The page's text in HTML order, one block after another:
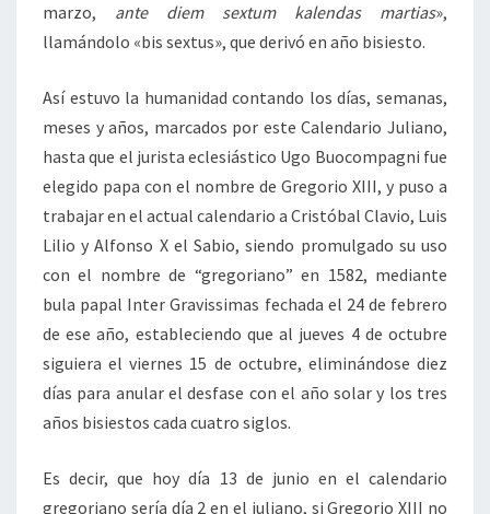
marzo, ante diem sextum kalendas martias»,
llamándolo «bis sextus», que derivó en año bisiesto.
Así estuvo la humanidad contando los días, semanas,
meses y años, marcados por este Calendario Juliano,
hasta que el jurista eclesiástico Ugo Buocompagni fue
elegido papa con el nombre de Gregorio XIII, y puso a
trabajar en el actual calendario a Cristóbal Clavio, Luis
Lilio y Alfonso X el Sabio, siendo promulgado su uso
con el nombre de “gregoriano” en 1582, mediante
bula papal Inter Gravissimas fechada el 24 de febrero
de ese año, estableciendo que al jueves 4 de octubre
siguiera el viernes 15 de octubre, eliminándose diez
días para anular el desfase con el año solar y los tres
años bisiestos cada cuatro siglos.
Es decir, que hoy día 13 de junio en el calendario
gregoriano sería día 2 en el juliano, si Gregorio XIII no